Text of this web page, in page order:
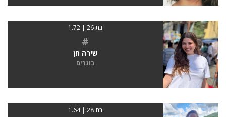
בת 26 | 1.72
#
שירה חן
בוגרים
בת 28 | 1.64